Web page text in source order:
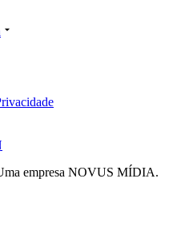
empresa NOVUS MÍDIA.